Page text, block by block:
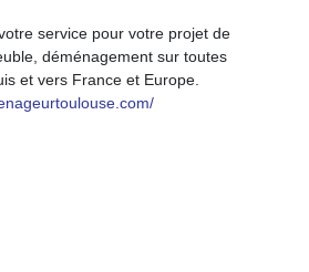
service pour votre projet de
déménagement sur toutes
et vers France et Europe.